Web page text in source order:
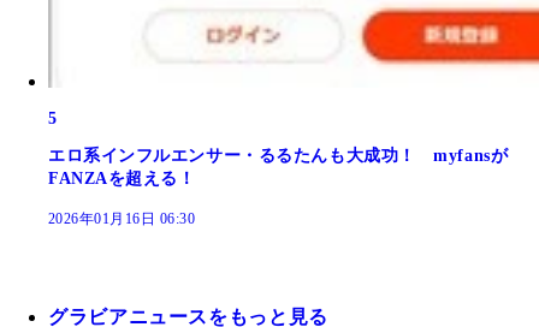
5
エロ系インフルエンサー・るるたんも大成功！ myfansが
FANZAを超える！
2026年01月16日 06:30
グラビアニュースをもっと見る